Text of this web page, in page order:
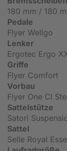
180 mm / 180
Pedale
Flyer Wellgo
Lenker
Ergotec Ergo
Griffe
Flyer Comfort
Vorbau
Flyer One CI
Sattelstütze
Satori
Sattel
Selle Royal